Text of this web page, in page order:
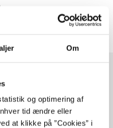
Om
og optimering af
tid ændre eller
at klikke på ”Cookies” i